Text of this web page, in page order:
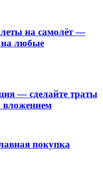
на самолёт —
на любые
— сделайте траты
покупка